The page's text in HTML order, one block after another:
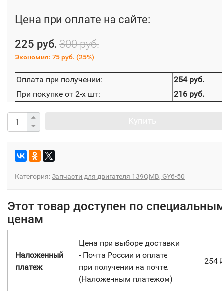
Цена при оплате на сайте:
225 руб. 300 руб.
Экономия: 75 руб. (25%)
Оплата при получении:
254 руб.
При покупке от 2-х шт:
216 руб.
Категория:Запчасти для двигателя 139QMB, GY6-50
Этот товар доступен по
ценам
Наложенный
платеж
Цена при выборе доставки
- Почта России и оплате
при получении на почте.
(Наложенным платежом)
254